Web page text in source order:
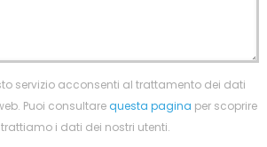
servizio acconsenti al trattamento dei dati
Puoi consultarequesta pagina per scoprire
i dati dei nostri utenti.